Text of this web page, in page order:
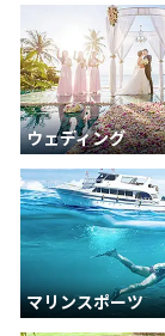
ウェディング
マリンスポーツ